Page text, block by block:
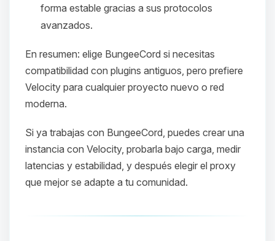
forma estable gracias a sus protocolos
avanzados.
En resumen: elige BungeeCord si necesitas
compatibilidad con plugins antiguos, pero prefiere
Velocity para cualquier proyecto nuevo o red
moderna.
Si ya trabajas con BungeeCord, puedes crear una
instancia con Velocity, probarla bajo carga, medir
latencias y estabilidad, y después elegir el proxy
que mejor se adapte a tu comunidad.
hablar! Soy Choupy, tu pequeno
asistente de BoxToPlay. Cuentame
que necesitas y moveré mis
07/08/2026 10:57